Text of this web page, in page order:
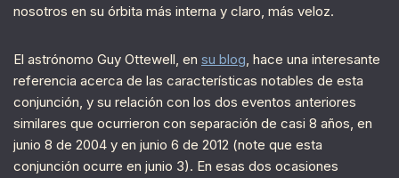
nosotros en su órbita más interna y claro, más veloz.
El astrónomo Guy Ottewell, en su blog, hace una interesante
referencia acerca de las características notables de esta
conjunción, y su relación con los dos eventos anteriores
similares que ocurrieron con separación de casi 8 años, en
junio 8 de 2004 y en junio 6 de 2012 (note que esta
conjunción ocurre en junio 3). En esas dos ocasiones